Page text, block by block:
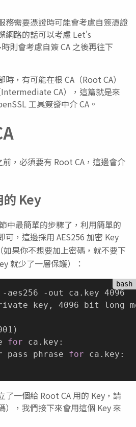
務需要憑證時可能會考慮自簽憑證
網路的話可以考慮 Let's
則會考慮自簽 CA 之後再往下
，有可能在根 CA（Root CA）
CA），這篇就是來
工具簽發中介 CA。
前，必須要有 Root CA，這邊會介
的 Key
中最簡單的步驟了，利用簡單的
可，這邊採用 AES256 加密 Key
（如果你不想要加上密碼，就不要下
就少了一層保護）：
aes256 -out ca.key 4096
)
for ca.key:
phrase for ca.key:
了一個給 Root CA 用的 Key，請
），我們接下來會用這個 Key 來